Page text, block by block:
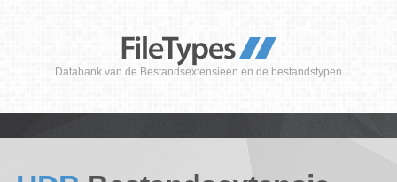
Databank van de Bestandsextensieen en de bestandstypen